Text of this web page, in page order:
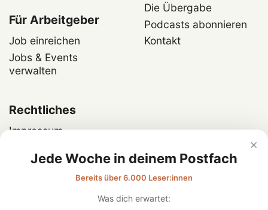
Für Arbeitgeber
Job einreichen
Jobs & Events
verwalten
Die Übergabe
Podcasts abonnieren
Kontakt
Rechtliches
Impressum
×
Jede Woche in deinem Postfach
Bereits über 6.000 Leser:innen
Was dich erwartet: